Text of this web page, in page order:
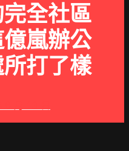
全社區
嵐辦公
打了樣